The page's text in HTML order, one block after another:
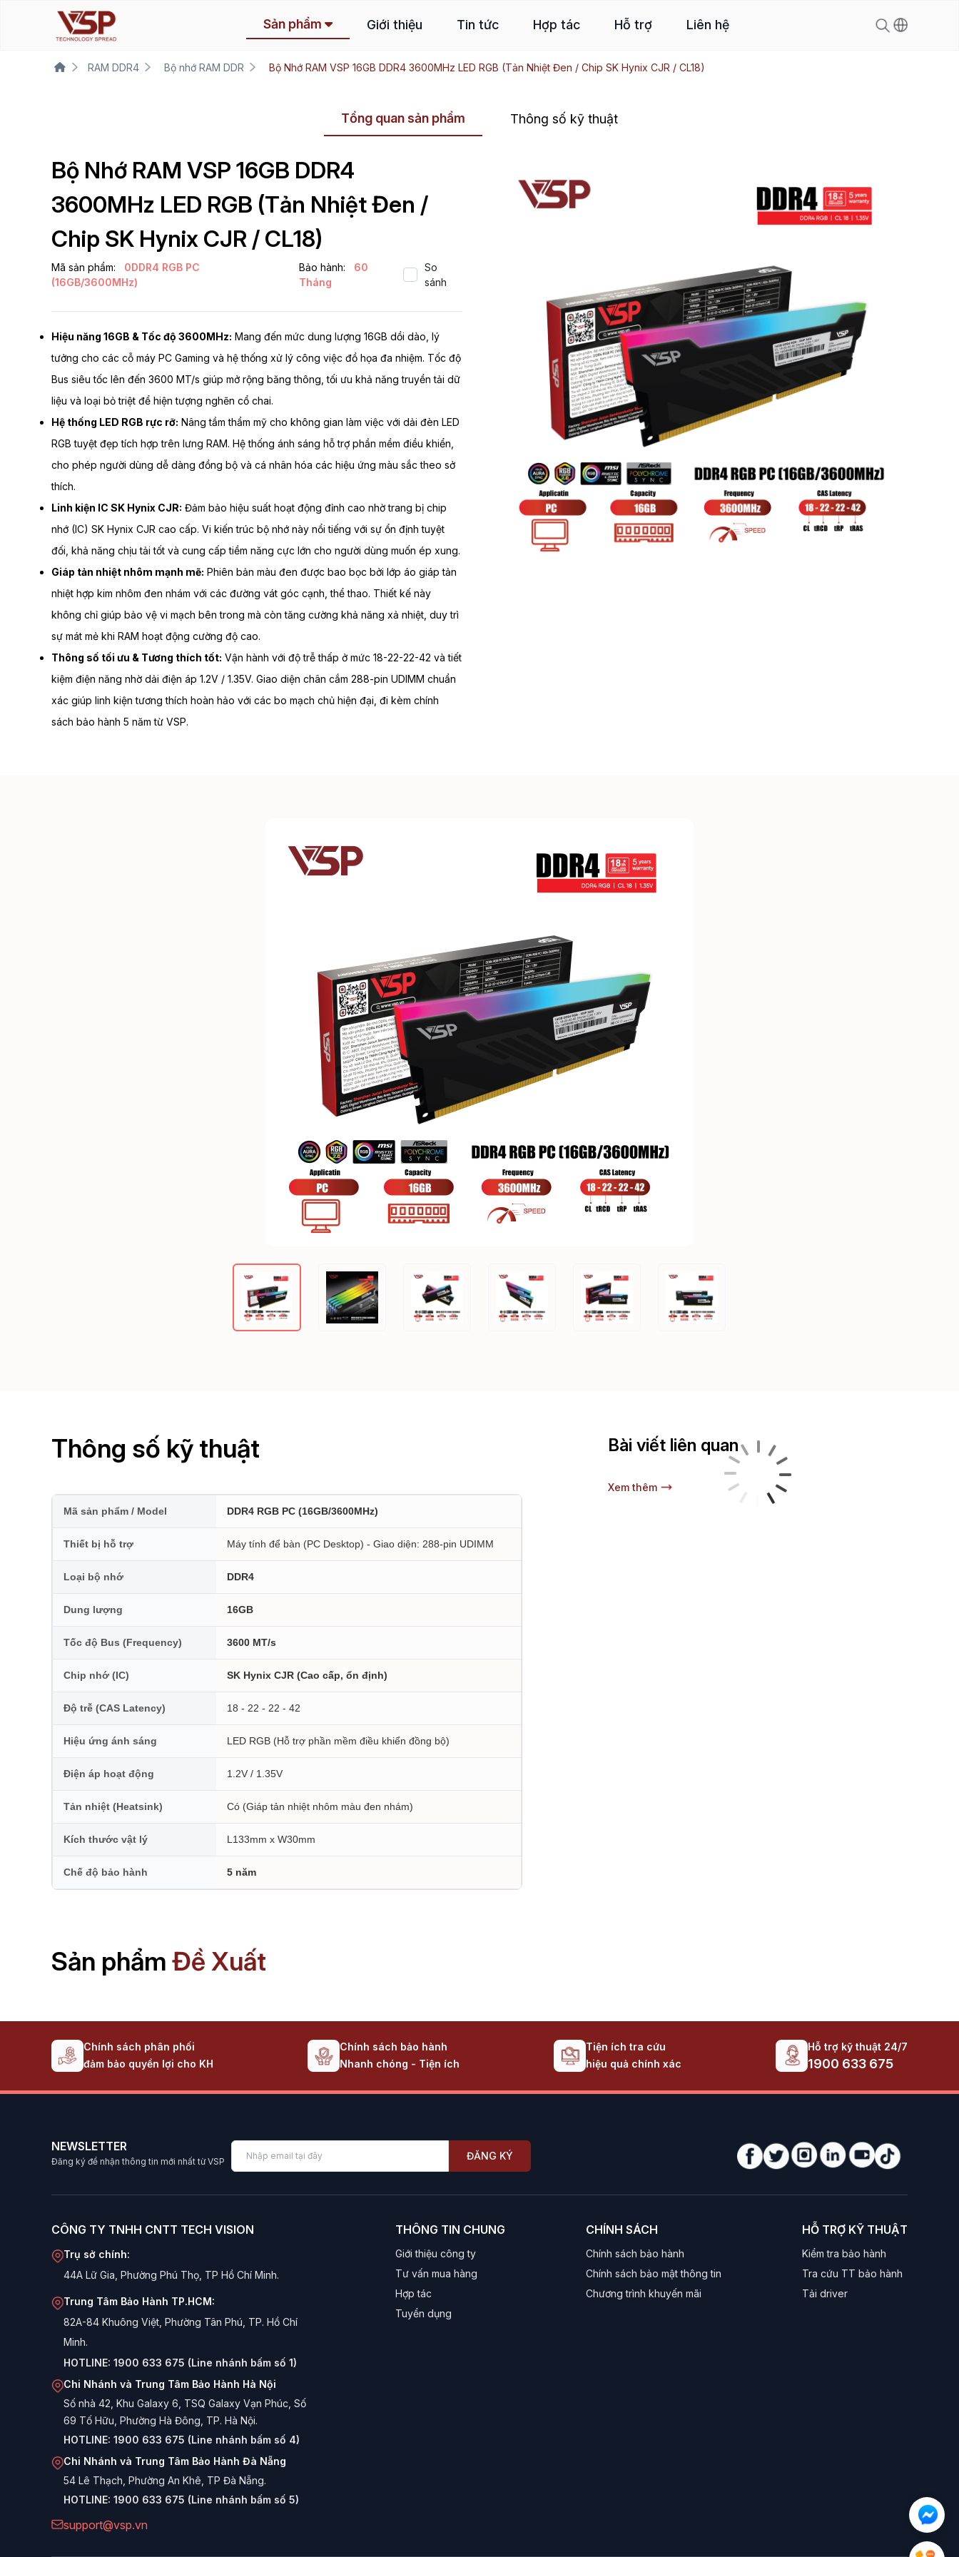
Sản phẩm Giới thiệu Tin tức Hợp tác Hỗ trợ Liên hệ
RAM DDR4 Bộ nhớ RAM DDR Bộ Nhớ RAM VSP 16GB DDR4 3600MHz LED RGB (Tản Nhiệt Đen / Chip SK Hynix CJR / CL18)
Tổng quan sản phẩm Thông số kỹ thuật
Bộ Nhớ RAM VSP 16GB DDR4
3600MHz LED RGB (Tản Nhiệt Đen /
Chip SK Hynix CJR / CL18)
Mã sản phẩm:
0DDR4 RGB PC
(16GB/3600MHz)
Bảo hành:
60
Tháng
So
sánh
Hiệu năng 16GB & Tốc độ 3600MHz: Mang đến mức dung lượng 16GB dồi dào, lý
tưởng cho các cỗ máy PC Gaming và hệ thống xử lý công việc đồ họa đa nhiệm. Tốc độ
Bus siêu tốc lên đến 3600 MT/s giúp mở rộng băng thông, tối ưu khả năng truyền tải dữ
liệu và loại bỏ triệt để hiện tượng nghẽn cổ chai.
Hệ thống LED RGB rực rỡ: Nâng tầm thẩm mỹ cho không gian làm việc với dải đèn LED
RGB tuyệt đẹp tích hợp trên lưng RAM. Hệ thống ánh sáng hỗ trợ phần mềm điều khiển,
cho phép người dùng dễ dàng đồng bộ và cá nhân hóa các hiệu ứng màu sắc theo sở
thích.
Linh kiện IC SK Hynix CJR: Đảm bảo hiệu suất hoạt động đỉnh cao nhờ trang bị chip
nhớ (IC) SK Hynix CJR cao cấp. Vi kiến trúc bộ nhớ này nổi tiếng với sự ổn định tuyệt
đối, khả năng chịu tải tốt và cung cấp tiềm năng cực lớn cho người dùng muốn ép xung.
Giáp tản nhiệt nhôm mạnh mẽ: Phiên bản màu đen được bao bọc bởi lớp áo giáp tản
nhiệt hợp kim nhôm đen nhám với các đường vát góc cạnh, thể thao. Thiết kế này
không chỉ giúp bảo vệ vi mạch bên trong mà còn tăng cường khả năng xả nhiệt, duy trì
sự mát mẻ khi RAM hoạt động cường độ cao.
Thông số tối ưu & Tương thích tốt: Vận hành với độ trễ thấp ở mức 18-22-22-42 và tiết
kiệm điện năng nhờ dải điện áp 1.2V / 1.35V. Giao diện chân cắm 288-pin UDIMM chuẩn
xác giúp linh kiện tương thích hoàn hảo với các bo mạch chủ hiện đại, đi kèm chính
sách bảo hành 5 năm từ VSP.
Thông số kỹ thuật
Mã sản phẩm / Model DDR4 RGB PC (16GB/3600MHz)
Thiết bị hỗ trợ Máy tính để bàn (PC Desktop) - Giao diện: 288-pin UDIMM
Loại bộ nhớ DDR4
Dung lượng 16GB
Tốc độ Bus (Frequency) 3600 MT/s
Chip nhớ (IC) SK Hynix CJR (Cao cấp, ổn định)
Độ trễ (CAS Latency) 18 - 22 - 22 - 42
Hiệu ứng ánh sáng LED RGB (Hỗ trợ phần mềm điều khiển đồng bộ)
Điện áp hoạt động 1.2V / 1.35V
Tản nhiệt (Heatsink) Có (Giáp tản nhiệt nhôm màu đen nhám)
Kích thước vật lý L133mm x W30mm
Chế độ bảo hành 5 năm
Bài viết liên quan
Xem thêm
Sản phẩm Đề Xuất
Chính sách phân phối
đảm bảo quyền lợi cho KH
Chính sách bảo hành
Nhanh chóng - Tiện ích
Tiện ích tra cứu
hiệu quả chính xác
Hỗ trợ kỹ thuật 24/7
1900 633 675
NEWSLETTER
Đăng ký để nhận thông tin mới nhất từ VSP ĐĂNG KÝ
CÔNG TY TNHH CNTT TECH VISION
Trụ sở chính:
44A Lữ Gia, Phường Phú Thọ, TP Hồ Chí Minh.
Trung Tâm Bảo Hành TP.HCM:
82A-84 Khuông Việt, Phường Tân Phú, TP. Hồ Chí
Minh.
HOTLINE: 1900 633 675 (Line nhánh bấm số 1)
Chi Nhánh và Trung Tâm Bảo Hành Hà Nội
Số nhà 42, Khu Galaxy 6, TSQ Galaxy Vạn Phúc, Số
69 Tố Hữu, Phường Hà Đông, TP. Hà Nội.
HOTLINE: 1900 633 675 (Line nhánh bấm số 4)
Chi Nhánh và Trung Tâm Bảo Hành Đà Nẵng
54 Lê Thạch, Phường An Khê, TP Đà Nẵng.
HOTLINE: 1900 633 675 (Line nhánh bấm số 5)
support@vsp.vn
THÔNG TIN CHUNG
Giới thiệu công ty
Tư vấn mua hàng
Hợp tác
Tuyển dụng
CHÍNH SÁCH
Chính sách bảo hành
Chính sách bảo mật thông tin
Chương trình khuyến mãi
HỖ TRỢ KỸ THUẬT
Kiểm tra bảo hành
Tra cứu TT bảo hành
Tải driver